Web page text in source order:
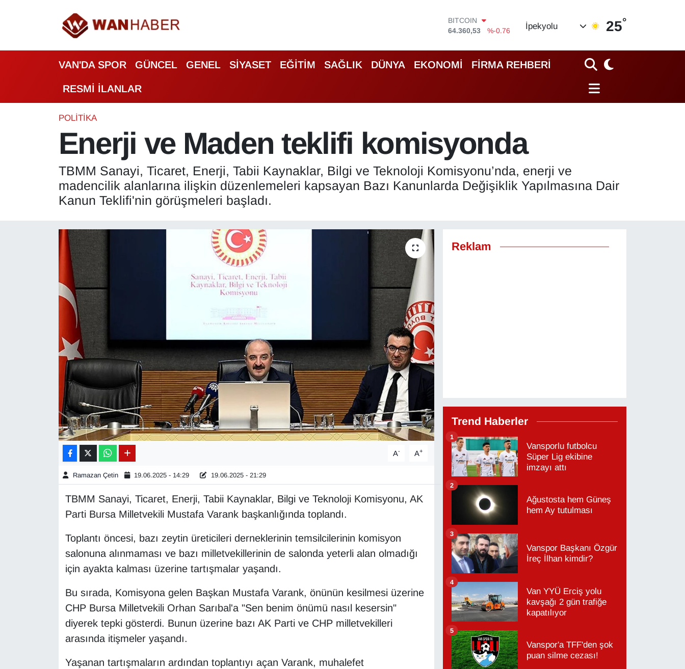
47,7143
STERLİN
İpekyolu 25°
VAN'DA SPOR GÜNCEL GENEL SİYASET EĞİTİM SAĞLIK DÜNYA EKONOMİ FİRMA REHBERİ
RESMİ İLANLAR
POLİTİKA
Enerji ve Maden teklifi komisyonda
TBMM Sanayi, Ticaret, Enerji, Tabii Kaynaklar, Bilgi ve Teknoloji Komisyonu’nda, enerji ve
madencilik alanlarına ilişkin düzenlemeleri kapsayan Bazı Kanunlarda Değişiklik Yapılmasına Dair
Kanun Teklifi'nin görüşmeleri başladı.
A- A+
Ramazan Çetin 19.06.2025 - 14:29 19.06.2025 - 21:29
TBMM Sanayi, Ticaret, Enerji, Tabii Kaynaklar, Bilgi ve Teknoloji Komisyonu, AK
Parti Bursa Milletvekili Mustafa Varank başkanlığında toplandı.
Toplantı öncesi, bazı zeytin üreticileri derneklerinin temsilcilerinin komisyon
salonuna alınmaması ve bazı milletvekillerinin de salonda yeterli alan olmadığı
için ayakta kalması üzerine tartışmalar yaşandı.
Bu sırada, Komisyona gelen Başkan Mustafa Varank, önünün kesilmesi üzerine
CHP Bursa Milletvekili Orhan Sarıbal'a "Sen benim önümü nasıl kesersin"
diyerek tepki gösterdi. Bunun üzerine bazı AK Parti ve CHP milletvekilleri
arasında itişmeler yaşandı.
Yaşanan tartışmaların ardından toplantıyı açan Varank, muhalefet
Reklam
Trend Haberler
Vansporlu futbolcu
Süper Lig ekibine
imzayı attı
1
Ağustosta hem Güneş
hem Ay tutulması
2
Vanspor Başkanı Özgür
İreç İlhan kimdir?
3
Van YYÜ Erciş yolu
kavşağı 2 gün trafiğe
kapatılıyor
4
Vanspor'a TFF'den şok
puan silme cezası!
5
ASAYİŞ
BİLİM VE TEKNOLOJİ
Biyografi
Bölge Haberleri
ÇEVRE
Deprem
EĞİTİM
Eleman
En çok konuşulanlar
GENEL
Gündem
HABERDE İNSAN
Kamu Alımları
Kim Kimdir?
Kültür & Sanat
Van Nöbetçi Eczaneler
Van Hava Durumu
Van Namaz Vakitleri
Van Trafik Yoğunluk Haritası
Süper Lig Puan Durumu ve Fikstür
Tüm Manşetler
Son Dakika Haberleri